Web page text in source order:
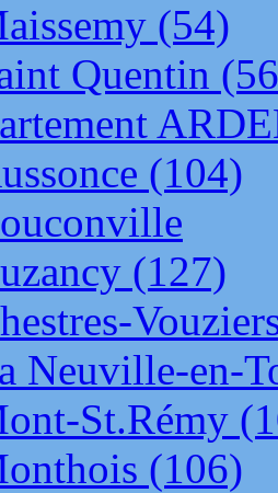
(54)
Quentin
(104)
(127)
Neuville-en-
St.Rémy
(106)